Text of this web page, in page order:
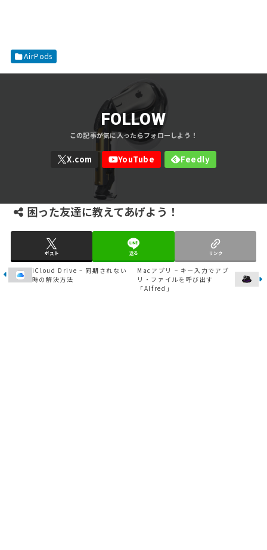
AirPods
FOLLOW
困った友達に教えてあげよう！
ポスト 送る リンク
iCloud Drive – 同期されない
時の解決方法
Macアプリ – キー入力でアプ
リ・ファイルを呼び出す
「Alfred」